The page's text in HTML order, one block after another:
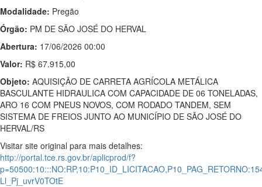
Modalidade: Pregão
Órgão: PM DE SÃO JOSÉ DO HERVAL
Abertura: 17/06/2026 00:00
Valor: R$ 67.915,00
Objeto: AQUISIÇÃO DE CARRETA AGRÍCOLA METÁLICA
BASCULANTE HIDRAULICA COM CAPACIDADE DE 06 TONELADAS,
ARO 16 COM PNEUS NOVOS, COM RODADO TANDEM, SEM
SISTEMA DE FREIOS JUNTO AO MUNICÍPIO DE SÃO JOSÉ DO
HERVAL/RS
Visitar site original para mais detalhes:
http://portal.tce.rs.gov.br/aplicprod/f?
Ll_Pj_uvrV0TOtE